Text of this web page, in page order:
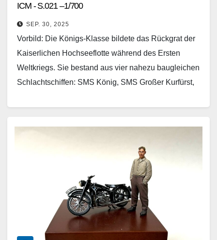
ICM - S.021 –1/700
SEP. 30, 2025
Vorbild: Die Königs-Klasse bildete das Rückgrat der
Kaiserlichen Hochseeflotte während des Ersten
Weltkriegs. Sie bestand aus vier nahezu baugleichen
Schlachtschiffen: SMS König, SMS Großer Kurfürst,